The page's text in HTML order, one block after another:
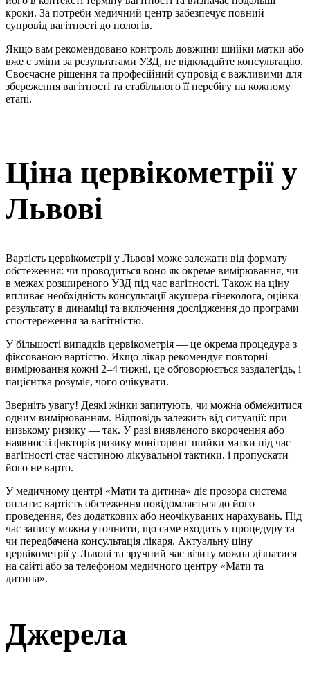
кроки. За потреби медичний центр забезпечує повний
супровід вагітності до пологів.
Якщо вам рекомендовано контроль довжини шийки матки або
вже є зміни за результатами УЗД, не відкладайте консультацію.
Своєчасне рішення та професійний супровід є важливими для
збереження вагітності та стабільного її перебігу на кожному
етапі.
Ціна цервікометрії у
Львові
Вартість цервікометрії у Львові може залежати від формату
обстеження: чи проводиться воно як окреме вимірювання, чи
в межах розширеного УЗД під час вагітності. Також на ціну
впливає необхідність консультації акушера-гінеколога, оцінка
результату в динаміці та включення дослідження до програми
спостереження за вагітністю.
У більшості випадків цервікометрія — це окрема процедура з
фіксованою вартістю. Якщо лікар рекомендує повторні
вимірювання кожні 2–4 тижні, це обговорюється заздалегідь, і
пацієнтка розуміє, чого очікувати.
Зверніть увагу! Деякі жінки запитують, чи можна обмежитися
одним вимірюванням. Відповідь залежить від ситуації: при
низькому ризику — так. У разі виявленого вкорочення або
наявності факторів ризику моніторинг шийки матки під час
вагітності стає частиною лікувальної тактики, і пропускати
його не варто.
У медичному центрі «Мати та дитина» діє прозора система
оплати: вартість обстеження повідомляється до його
проведення, без додаткових або неочікуваних нарахувань. Під
час запису можна уточнити, що саме входить у процедуру та
чи передбачена консультація лікаря. Актуальну ціну
цервікометрії у Львові та зручний час візиту можна дізнатися
на сайті або за телефоном медичного центру «Мати та
дитина».
Джерела